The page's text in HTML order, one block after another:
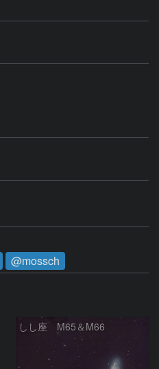
@mossch
しし座 M65＆M66